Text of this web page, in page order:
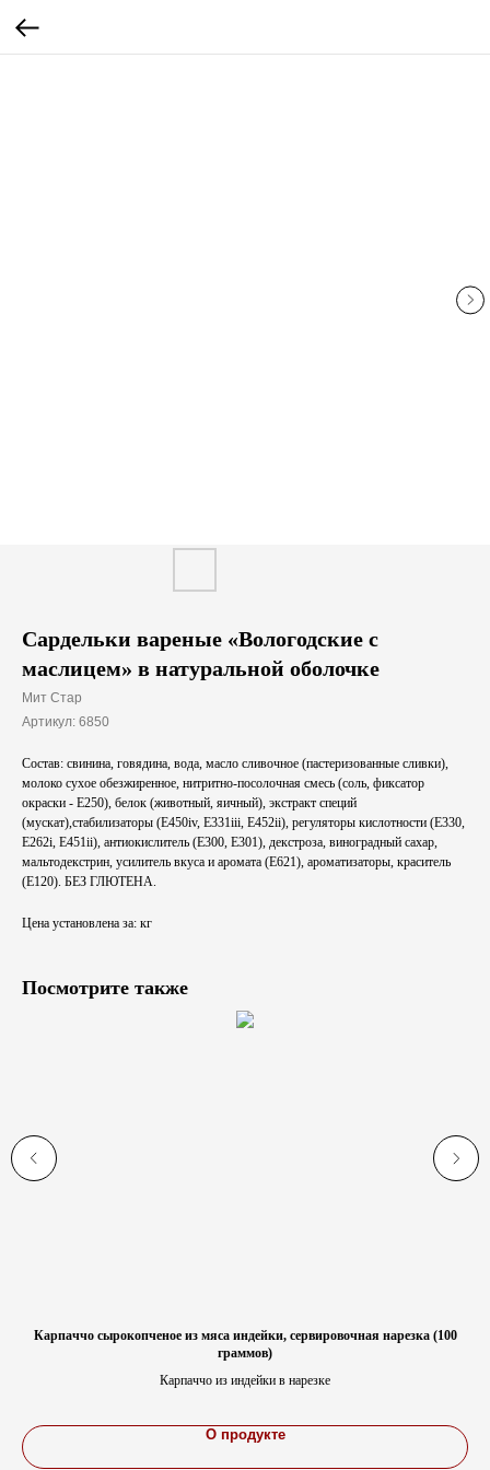
Сардельки вареные «Вологодские с
маслицем» в натуральной оболочке
Мит Стар
Артикул: 6850
Состав: свинина, говядина, вода, масло сливочное (пастеризованные сливки),
молоко сухое обезжиренное, нитритно-посолочная смесь (соль, фиксатор
окраски - E250), белок (животный, яичный), экстракт специй
(мускат),стабилизаторы (E450iv, E331iii, Е452ii), регуляторы кислотности (E330,
E262i, E451ii), антиокислитель (E300, E301), декстроза, виноградный сахар,
мальтодекстрин, усилитель вкуса и аромата (E621), ароматизаторы, краситель
(E120). БЕЗ ГЛЮТЕНА.
Цена установлена за: кг
Посмотрите также
Карпаччо сырокопченое из мяса индейки, сервировочная нарезка (100
граммов)
Карпаччо из индейки в нарезке
О продукте